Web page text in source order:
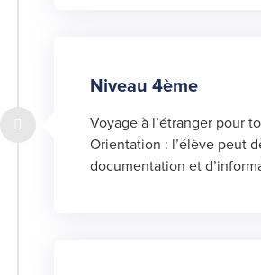
Niveau 4ème
Voyage à l’étranger pour
Orientation : l’élève peut
documentation et